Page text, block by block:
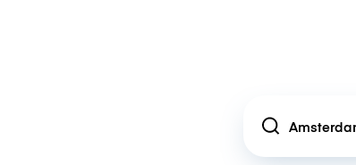
Location